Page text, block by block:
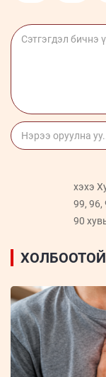
хэхэ
99, 96,
90